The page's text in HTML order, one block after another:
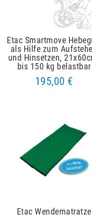
Etac Smartmove
als Hilfe zum
und Hinsetzen,
bis 150 kg belastbar
195,00 €
Etac Wendematratze